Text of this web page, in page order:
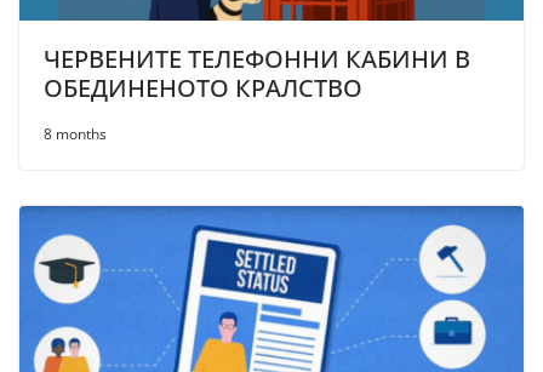
ЧЕРВЕНИТЕ ТЕЛЕФОННИ КАБИНИ В
ОБЕДИНЕНОТО КРАЛСТВО
8 months